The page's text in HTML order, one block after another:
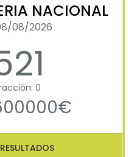
NACIONAL
08/2026
0